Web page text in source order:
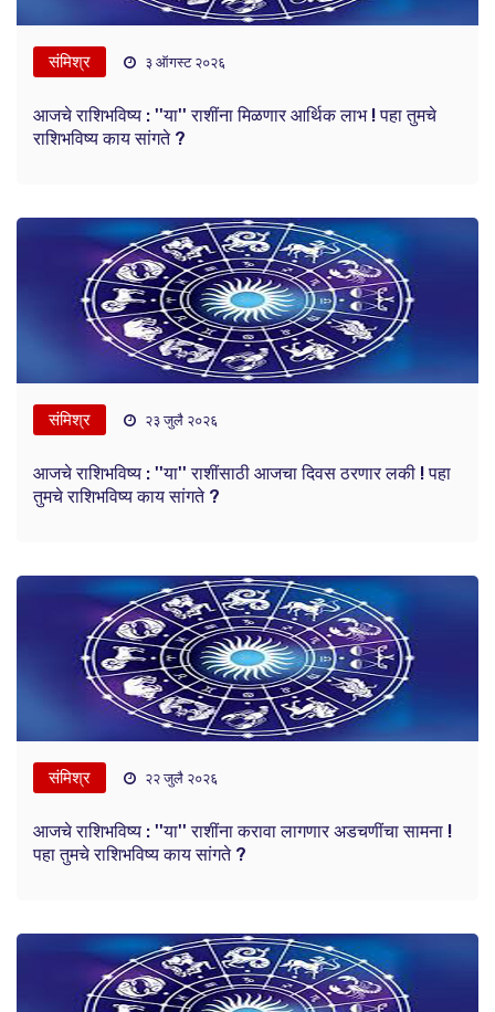
संमिश्र ३ ऑगस्ट २०२६
आजचे राशिभविष्य : ''या'' राशींना मिळणार आर्थिक लाभ ! पहा तुमचे
राशिभविष्य काय सांगते ?
संमिश्र २३ जुलै २०२६
आजचे राशिभविष्य : ''या'' राशींसाठी आजचा दिवस ठरणार लकी ! पहा
तुमचे राशिभविष्य काय सांगते ?
संमिश्र २२ जुलै २०२६
आजचे राशिभविष्य : ''या'' राशींना करावा लागणार अडचणींचा सामना !
पहा तुमचे राशिभविष्य काय सांगते ?